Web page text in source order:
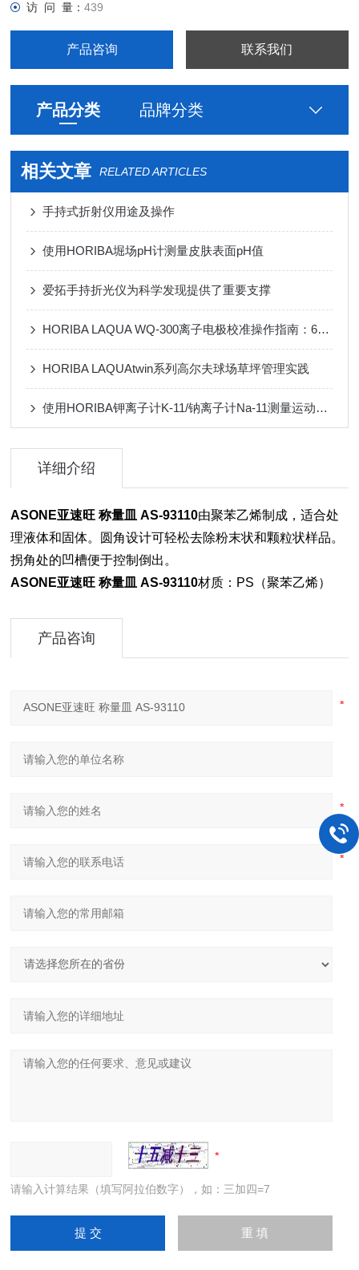
访 问 量：439
产品咨询 联系我们
产品分类 品牌分类
相关文章 RELATED ARTICLES
手持式折射仪用途及操作
使用HORIBA堀场pH计测量皮肤表面pH值
爱拓手持折光仪为科学发现提供了重要支撑
HORIBA LAQUA WQ-300离子电极校准操作指南：6步高效通关清单
HORIBA LAQUAtwin系列高尔夫球场草坪管理实践
使用HORIBA钾离子计K-11/钠离子计Na-11测量运动员汗液中的钠和钾浓度
详细介绍
ASONE亚速旺 称量皿 AS-93110由聚苯乙烯制成，适合处
理液体和固体。圆角设计可轻松去除粉末状和颗粒状样品。
拐角处的凹槽便于控制倒出。
ASONE亚速旺 称量皿 AS-93110材质：PS（聚苯乙烯）
产品咨询
请输入计算结果（填写阿拉伯数字），如：三加四=7